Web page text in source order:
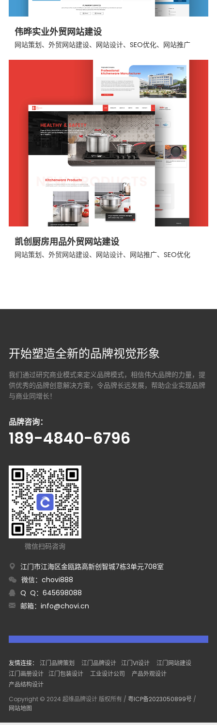
伟晔实业外贸网站建设
网站策划、外贸网站建设、网站设计、SEO优化、网站推广
凯创厨房用品外贸网站建设
网站策划、外贸网站建设、网站设计、网站推广、SEO优化
开始塑造全新的品牌视觉形象
我们通过研究商业模式来定义品牌模式，相信伟大品牌的力量，提
供优秀的品牌创意解决方案， 令品牌长远发展，帮助企业实现品牌
与商业同增长！
品牌咨询：
189-4840-6796
微信扫码咨询
江门市江海区金瓯路高新创智城7栋3单元708室
微信：chovi888
Q Q：645698088
邮箱： info@chovi.cn
友情连接： 江门品牌策划 江门品牌设计 江门VI设计
江门网站建设
江门画册设计 江门包装设计 工业设计公司
产品外观设计
产品结构设计
Copyright © 2024 超维品牌设计 版权所有 / 粤ICP备2023050899号 /
网站地图